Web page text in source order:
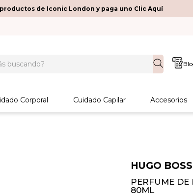
de Iconic London y paga uno Clic Aquí
Corporal Cuidado Capilar Accesorios
HUGO BOSS
PERFUME DE
80ML